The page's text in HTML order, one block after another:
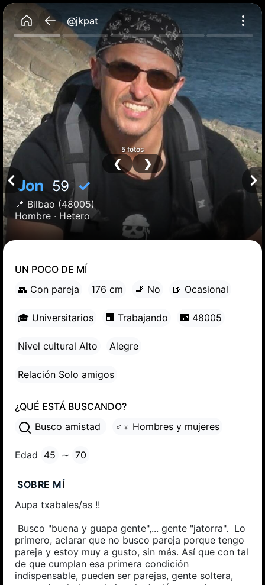
@jkpat
Jon 59✓
📍 Bilbao (48005)
Hombre · Hetero
5 fotos
❮ ❯
UN POCO DE MÍ
👥 Con pareja
176 cm 🚬 No 🍺 Ocasional
🎓 Universitarios 🏢 Trabajando 🌃 48005
Nivel cultural Alto Alegre
Relación Solo amigos
¿QUÉ ESTÁ BUSCANDO?
Busco amistad
♂♀ Hombres y mujeres
Edad 45 ∼ 70
SOBRE MÍ
Aupa txabales/as !!
Busco "buena y guapa gente",... gente "jatorra". Lo
primero, aclarar que no busco pareja porque tengo
pareja y estoy muy a gusto, sin más. Así que con tal
de que cumplan esa primera condición
indispensable, pueden ser parejas, gente soltera,